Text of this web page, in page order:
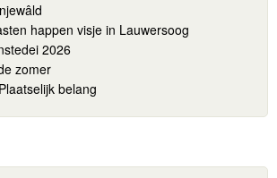
happen visje in Lauwersoog
2026
zomer
belang